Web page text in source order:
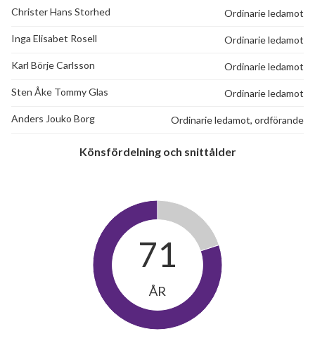
Christer Hans Storhed Ordinarie ledamot
Inga Elisabet Rosell Ordinarie ledamot
Karl Börje Carlsson Ordinarie ledamot
Sten Åke Tommy Glas Ordinarie ledamot
Anders Jouko Borg Ordinarie ledamot, ordförande
Könsfördelning och snittålder
71
ÅR